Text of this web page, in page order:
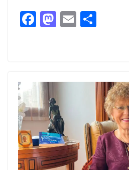
F
o
o
k
M
o
n
E
ar
ti
r